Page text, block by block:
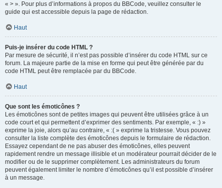
« > ». Pour plus d’informations à propos du BBCode, veuillez consulter le
guide qui est accessible depuis la page de rédaction.
Haut
Puis-je insérer du code HTML ?
Par mesure de sécurité, il n’est pas possible d’insérer du code HTML sur ce
forum. La majeure partie de la mise en forme qui peut être générée par du
code HTML peut être remplacée par du BBCode.
Haut
Que sont les émoticônes ?
Les émoticônes sont de petites images qui peuvent être utilisées grâce à un
code court et qui permettent d’exprimer des sentiments. Par exemple, « :) »
exprime la joie, alors qu’au contraire, « :( » exprime la tristesse. Vous pouvez
consulter la liste complète des émoticônes depuis le formulaire de rédaction.
Essayez cependant de ne pas abuser des émoticônes, elles peuvent
rapidement rendre un message illisible et un modérateur pourrait décider de le
modifier ou de le supprimer complètement. Les administrateurs du forum
peuvent également limiter le nombre d’émoticônes qu’il est possible d’insérer
à un message.